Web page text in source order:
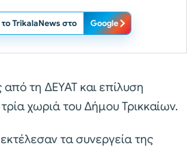
TrikalaNews στο Google
από τη ΔΕΥΑΤ και επίλυση
χωριά του Δήμου Τρικκαίων.
τα συνεργεία της